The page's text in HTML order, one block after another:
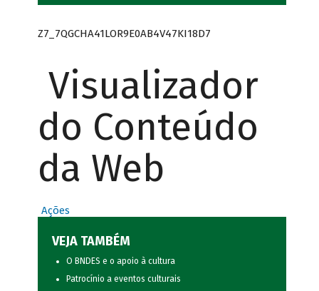
Z7_7QGCHA41LOR9E0AB4V47KI18D7
Visualizador
do Conteúdo
da Web
Ações
VEJA TAMBÉM
O BNDES e o apoio à cultura
Patrocínio a eventos culturais